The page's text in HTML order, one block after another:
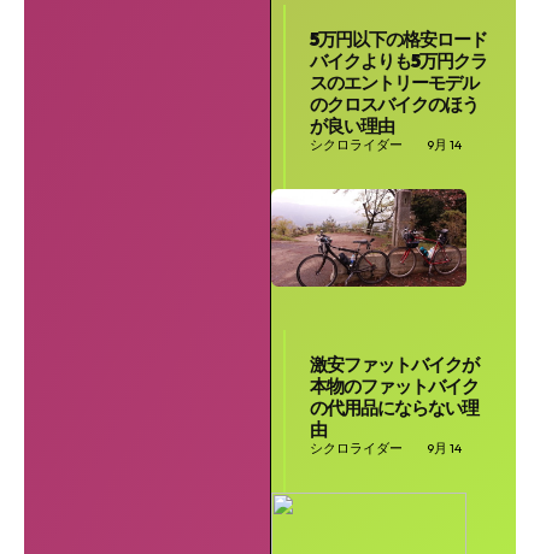
5万円以下の格安ロード
バイクよりも5万円クラ
スのエントリーモデル
のクロスバイクのほう
が良い理由
シクロライダー 9月 14
激安ファットバイクが
本物のファットバイク
の代用品にならない理
由
シクロライダー 9月 14